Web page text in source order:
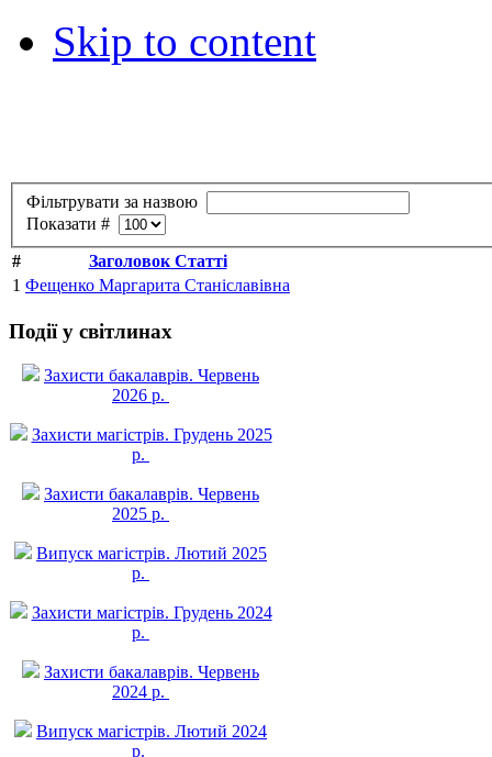
Skip to content
Фільтрувати за назвою
Показати #
#
Заголовок Статті
1 Фещенко Маргарита Станіславівна
Події у світлинах
Захисти бакалаврів. Червень
2026 р.
Захисти магістрів. Грудень 2025
р.
Захисти бакалаврів. Червень
2025 р.
Випуск магістрів. Лютий 2025
р.
Захисти магістрів. Грудень 2024
р.
Захисти бакалаврів. Червень
2024 р.
Випуск магістрів. Лютий 2024
р.